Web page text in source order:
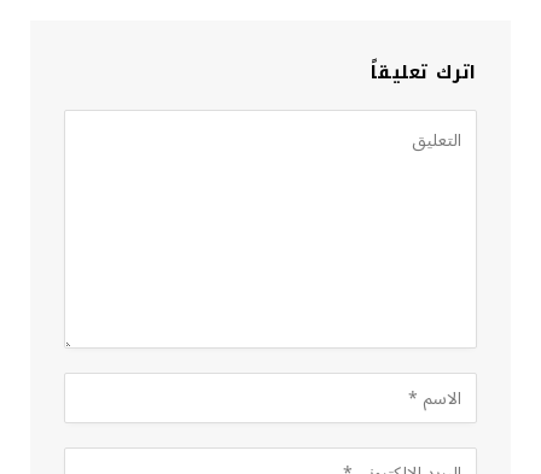
اترك تعليقاً